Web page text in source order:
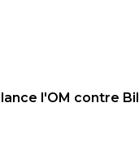
l'OM contre